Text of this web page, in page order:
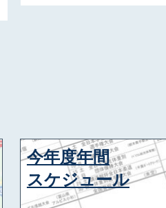
今年度年間
スケジュール